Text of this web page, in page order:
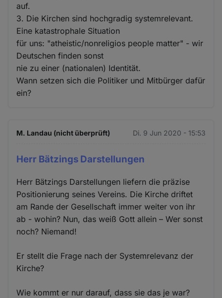
auf.
3. Die Kirchen sind hochgradig systemrelevant.
Eine katastrophale Situation
für uns: "atheistic/nonreligios people matter" - wir
Deutschen finden sonst
nie zu einer (nationalen) Identität.
Wann setzen sich die Politiker und Mitbürger dafür
ein?
M. Landau (nicht überprüft) Di. 9 Jun 2020 - 15:53
Herr Bätzings Darstellungen
Herr Bätzings Darstellungen liefern die präzise
Positionierung seines Vereins. Die Kirche driftet
am Rande der Gesellschaft immer weiter von ihr
ab - wohin? Nun, das weiß Gott allein – Wer sonst
noch? Niemand!
Er stellt die Frage nach der Systemrelevanz der
Kirche?
Wie kommt er nur darauf, dass sie das je war?